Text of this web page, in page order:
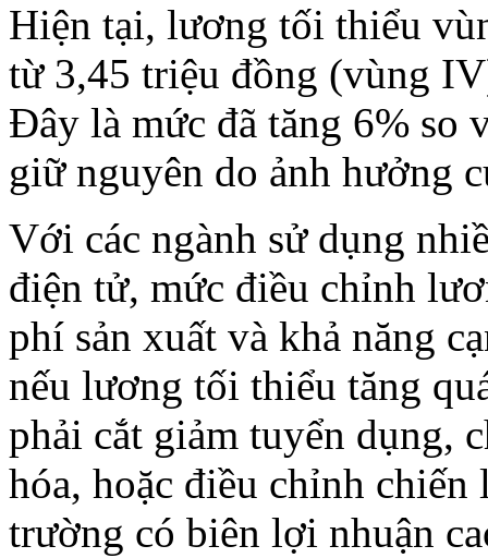
Hiện tại, lương tối thiểu
từ 3,45 triệu đồng (vùng
Đây là mức đã tăng 6% so
giữ nguyên do ảnh hưởng
Với các ngành sử dụng
điện tử, mức điều chỉnh
phí sản xuất và khả năng
nếu lương tối thiểu tăng
phải cắt giảm tuyển dụng,
hóa, hoặc điều chỉnh
trường có biên lợi nhuận